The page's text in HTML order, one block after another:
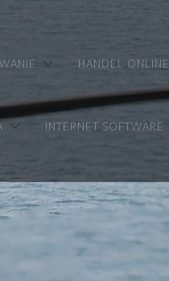
HANDEL ONLINE
INTERNET SOFTWARE